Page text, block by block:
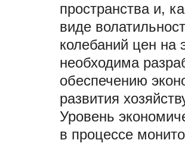
пространства и,
виде
колебаний цен на
необходима
обеспечению
развития
Уровень
в процессе